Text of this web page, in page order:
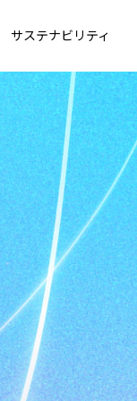
サステナビリティ